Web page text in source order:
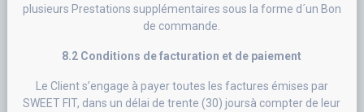
plusieurs Prestations supplémentaires sous la forme d´un Bon
de commande.
8.2 Conditions de facturation et de paiement
Le Client s’engage à payer toutes les factures émises par
SWEET FIT, dans un délai de trente (30) joursà compter de leur